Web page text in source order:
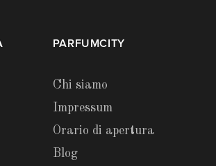
PARFUMCITY
Chi siamo
Impressum
Orario di apertura
Blog